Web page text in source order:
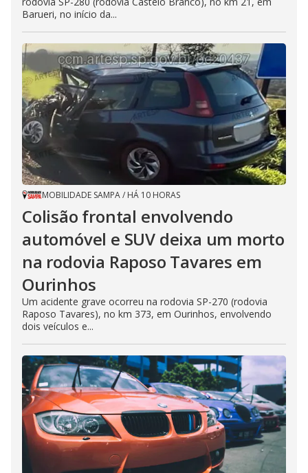
Barueri, no início da...
MOBILIDADE SAMPA/ HÁ 10 HORAS
Colisão frontal envolvendo
automóvel e SUV deixa um morto
na rodovia Raposo Tavares em
Ourinhos
Um acidente grave ocorreu na rodovia SP-270 (rodovia
Raposo Tavares), no km 373, em Ourinhos, envolvendo
dois veículos e...